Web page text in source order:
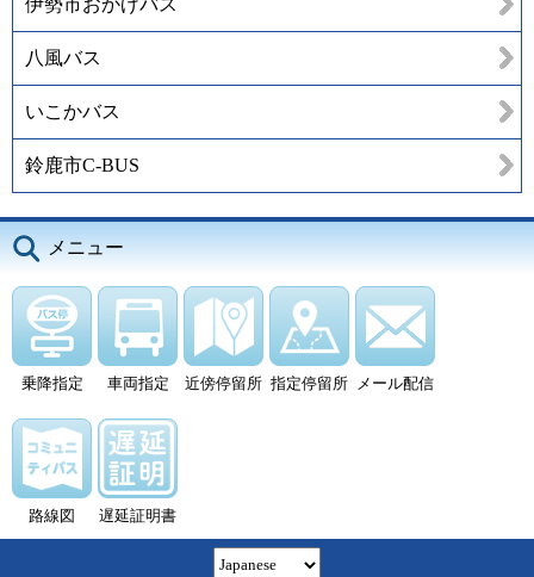
八風バス
いこかバス
鈴鹿市C-BUS
メニュー
乗降指定 車両指定 近傍停留所 指定停留所 メール配信
路線図 遅延証明書